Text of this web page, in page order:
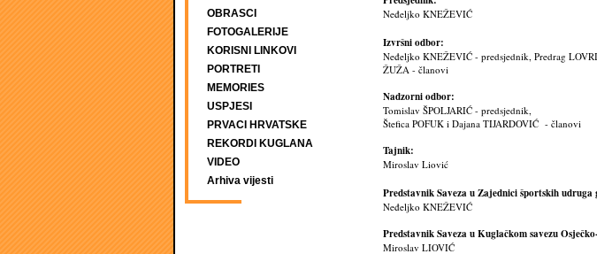
OBRASCI
FOTOGALERIJE
KORISNI LINKOVI
PORTRETI
MEMORIES
USPJESI
PRVACI HRVATSKE
REKORDI KUGLANA
VIDEO
Arhiva vijesti
Neđeljko KNEŽEVIĆ
Izvršni odbor:
Neđeljko KNEŽEVIĆ - predsjednik, Predrag
ŽUŽA - članovi
Nadzorni odbor:
Tomislav ŠPOLJARIĆ - predsjednik,
Štefica POFUK i Dajana TIJARDOVIĆ - članovi
Tajnik:
Miroslav Liović
Predstavnik Saveza u Zajednici športskih
Neđeljko KNEŽEVIĆ
Predstavnik Saveza u Kuglačkom savezu
Miroslav LIOVIĆ